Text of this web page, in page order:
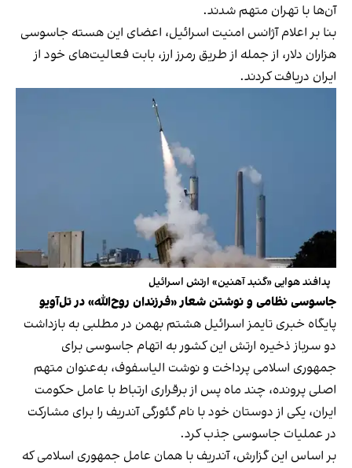
آن‌ها با تهران متهم شدند.
بنا بر اعلام آژانس امنیت اسرائیل، اعضای این هسته جاسوسی
هزاران دلار، از جمله از طریق رمرز ارز، بابت فعالیت‌های خود از
ایران دریافت کردند.
پدافند هوایی «گنبد آهنین» ارتش اسرائیل
جاسوسی نظامی و نوشتن شعار «فرزندان روح‌الله» در تل‌آویو
پایگاه خبری تایمز اسرائیل هشتم بهمن در مطلبی به بازداشت
دو سرباز ذخیره ارتش این کشور به اتهام جاسوسی برای
جمهوری اسلامی پرداخت و نوشت الیاسفوف، به‌عنوان متهم
اصلی پرونده، چند ماه پس از برقراری ارتباط با عامل حکومت
ایران، یکی از دوستان خود با نام گئورگی آندریف را برای مشارکت
در عملیات جاسوسی جذب کرد.
بر اساس این گزارش، آندریف با همان عامل جمهوری اسلامی که